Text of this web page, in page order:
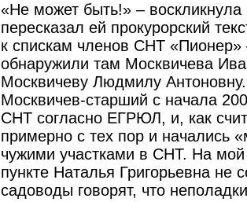
«Не может быть!» –
пересказал ей прокурорский
к спискам членов СНТ «Пионер»
обнаружили там Москвичева
Москвичеву Людмилу
Москвичев-старший с начала
СНТ согласно ЕГРЮЛ, и, как
примерно с тех пор и начались
чужими участками в СНТ. На мой
пункте Наталья Григорьевна не
садоводы говорят, что